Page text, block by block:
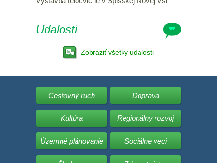
Udalosti
Zobraziť všetky udalosti
Cestovný ruch Doprava
Kultúra Regionálny rozvoj
Územné plánovanie Sociálne veci